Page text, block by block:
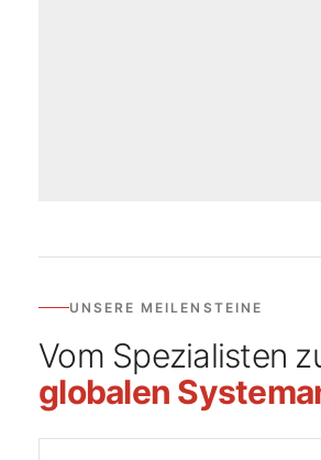
UNSERE MEILENSTEINE
Vom Spezialisten
globalen